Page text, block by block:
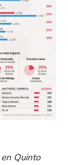
Quinto